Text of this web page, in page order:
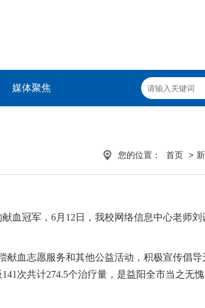
媒体聚焦
您的位置： 首页 >
血冠军，6月12日，我校网络信息中心老师
献血志愿服务和其他公益活动，积极宣传倡
次共计274.5个治疗量，是益阳全市当之无